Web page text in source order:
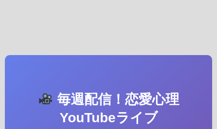
毎週配信！恋愛心理
YouTubeライブ